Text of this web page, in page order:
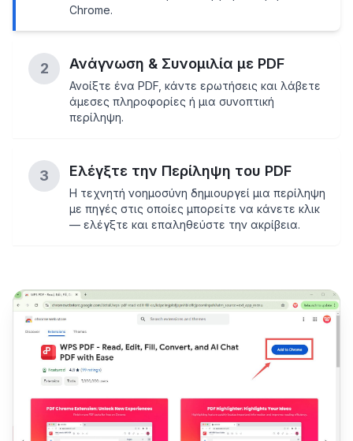
Chrome.
2 Ανάγνωση & Συνομιλία με PDF
Ανοίξτε ένα PDF, κάντε ερωτήσεις και λάβετε
άμεσες πληροφορίες ή μια συνοπτική
περίληψη.
3 Ελέγξτε την Περίληψη του PDF
Η τεχνητή νοημοσύνη δημιουργεί μια περίληψη
με πηγές στις οποίες μπορείτε να κάνετε κλικ
— ελέγξτε και επαληθεύστε την ακρίβεια.